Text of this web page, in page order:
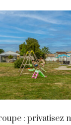
: privatisez